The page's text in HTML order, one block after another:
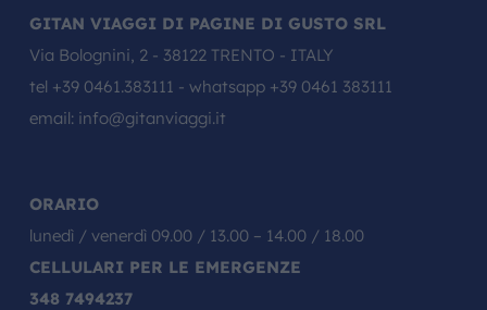
GITAN VIAGGI DI PAGINE DI GUSTO SRL
Via Bolognini, 2 - 38122 TRENTO - ITALY
tel +39 0461.383111 - whatsapp +39 0461 383111
email: info@gitanviaggi.it
ORARIO
lunedì / venerdì 09.00 / 13.00 – 14.00 / 18.00
CELLULARI PER LE EMERGENZE
348 7494237